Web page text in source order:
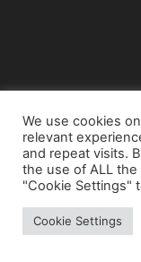
©
We use cookies
relevant
and repeat visits.
the use of ALL
"Cookie Settings"
Cookie Settings